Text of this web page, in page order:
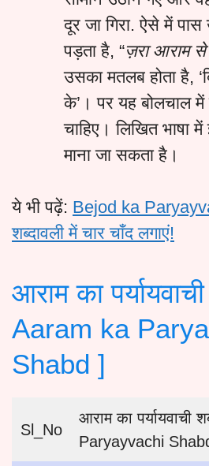
दूर जा गिरा. ऐसे में पास
पड़ता है, “ज़रा आराम
उसका मतलब होता है,
के’। पर यह बोलचाल में
चाहिए। लिखित भाषा
माना जा सकता है।
ये भी पढ़ें: Bejod ka
शब्दावली में चार चाँद लगाएं!
आराम का
Aaram ka
Shabd ]
Sl_No
आराम का पर्यायवाची
Paryayvachi